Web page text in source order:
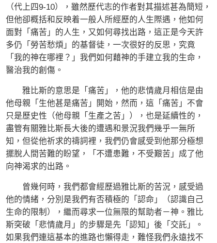
（代上四9-10），雖然歷代志的作者對其描述甚為簡短，
但他卻概括和反映着一般人所經歷的人生際遇，他如何
面對「痛苦」的人生，又如何尋找出路，這正是今天許
多仍「勞苦愁煩」的基督徒，一次很好的反思，究竟
「我的神在哪裡？」我們如何藉神的手建立我的生命，
醫治我的創傷。
雅比斯的意思是「痛苦」，他的悲情歲月相信是由
他母親「生他甚是痛苦」開始，然而，這「痛苦」不會
只是歷史性（他母親「生產之苦」），也是延續性的，
盡管有關雅比斯長大後的遭遇和景況我們幾乎一無所
知，但從他祈求的禱詞裡，我們仍會感受到他那分極想
擺脫人間苦難的盼望，「不遭患難，不受艱苦」成了他
向神渴求的出路。
曾幾何時，我們都會經歷過雅比斯的苦況，感受過
他的情緒，分別是我們有否積極的「認命」（認識自己
生命的限制），繼而尋求一位無限的幫助者－神。雅比
斯突破「悲情歲月」的步驟是先「認知」後「交託」。
如果我們連這基本的進路也懶得走，難怪我們永遠找不